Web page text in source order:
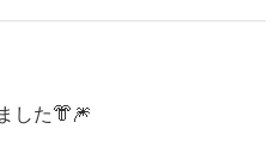
した👘🎆